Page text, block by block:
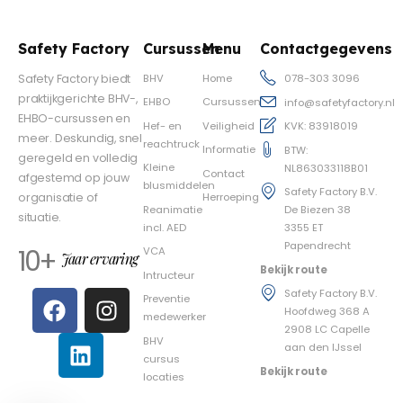
Safety Factory
Safety Factory biedt
praktijkgerichte BHV-,
EHBO-cursussen en
meer. Deskundig, snel
geregeld en volledig
afgestemd op jouw
organisatie of
situatie.
10+ Jaar ervaring
Cursussen
BHV
EHBO
Hef- en
reachtruck
Kleine
blusmiddelen
Reanimatie
incl. AED
VCA
Intructeur
Preventie
medewerker
BHV
cursus
locaties
Menu
Home
Cursussen
Veiligheid
Informatie
Contact
Herroeping
Contactgegevens
078-303 3096
info@safetyfactory.nl
KVK: 83918019
BTW:
NL863033118B01
Safety Factory B.V.
De Biezen 38
3355 ET
Papendrecht
Bekijk route
Safety Factory B.V.
Hoofdweg 368 A
2908 LC Capelle
aan den IJssel
Bekijk route